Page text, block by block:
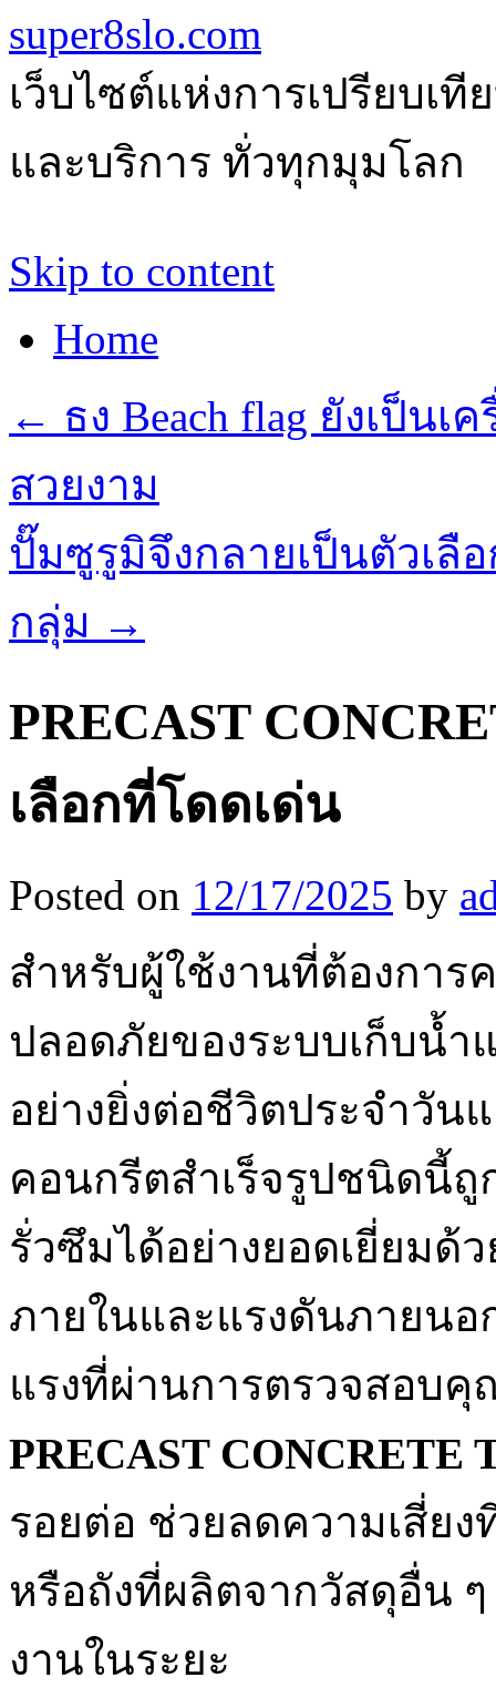
super8slo.com
เว็บไซต์แห่งการเปรียบเ
และบริการ ทั่วทุกมุมโลก
Skip to content
Home
← ธง Beach flag ยังเป็น
สวยงาม
ปั๊มซูรูมิจึงกลายเป็นตัวเลื
กลุ่ม →
PRECAST
เลือกที่โดดเด่น
Posted on 12/17/2025 by
สำหรับผู้ใช้งานที่ต้องการ
ปลอดภัยของระบบเก็บน้
อย่างยิ่งต่อชีวิตประจำวัน
คอนกรีตสำเร็จรูปชนิดนี้
รั่วซึมได้อย่างยอดเยี่ยมด้
ภายในและแรงดันภายนอ
แรงที่ผ่านการตรวจสอบ
PRECAST CONCRETE
รอยต่อ ช่วยลดความเสี่ย
หรือถังที่ผลิตจากวัสดุอื่น
งานในระยะ